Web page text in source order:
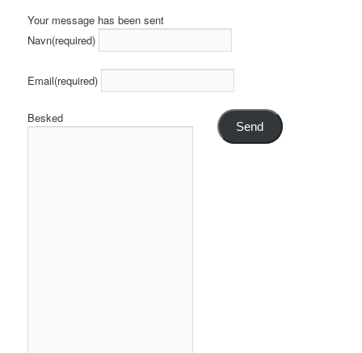
Your message has been sent
Navn(required)
Email(required)
Besked
Send